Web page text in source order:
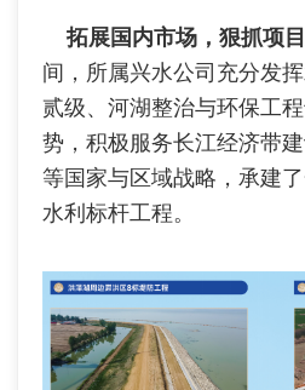
拓展国内市场，狠抓项目
间，所属兴水公司充分发
贰级、河湖整治与环保工
势，积极服务长江经济带
等国家与区域战略，承建
水利标杆工程。